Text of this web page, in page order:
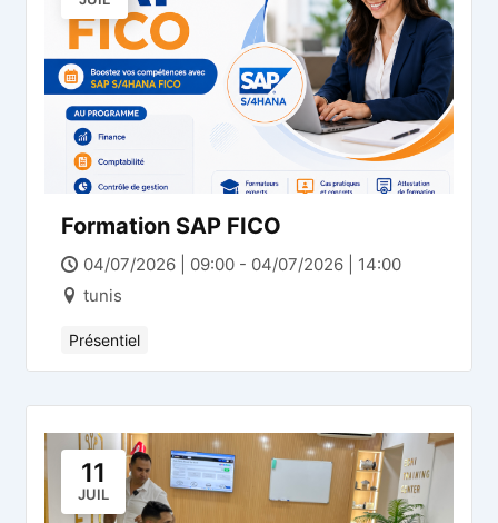
Formation SAP FICO
04/07/2026 | 09:00 - 04/07/2026 | 14:00
tunis
Présentiel
11
JUIL